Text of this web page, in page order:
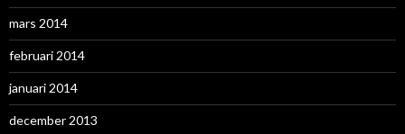
mars 2014
februari 2014
januari 2014
december 2013